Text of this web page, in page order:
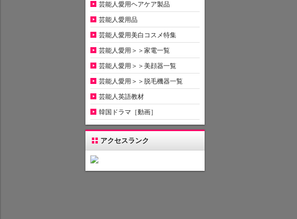
芸能人愛用ヘアケア製品
芸能人愛用品
芸能人愛用美白コスメ特集
芸能人愛用＞＞家電一覧
芸能人愛用＞＞美顔器一覧
芸能人愛用＞＞脱毛機器一覧
芸能人英語教材
韓国ドラマ［動画］
アクセスランク